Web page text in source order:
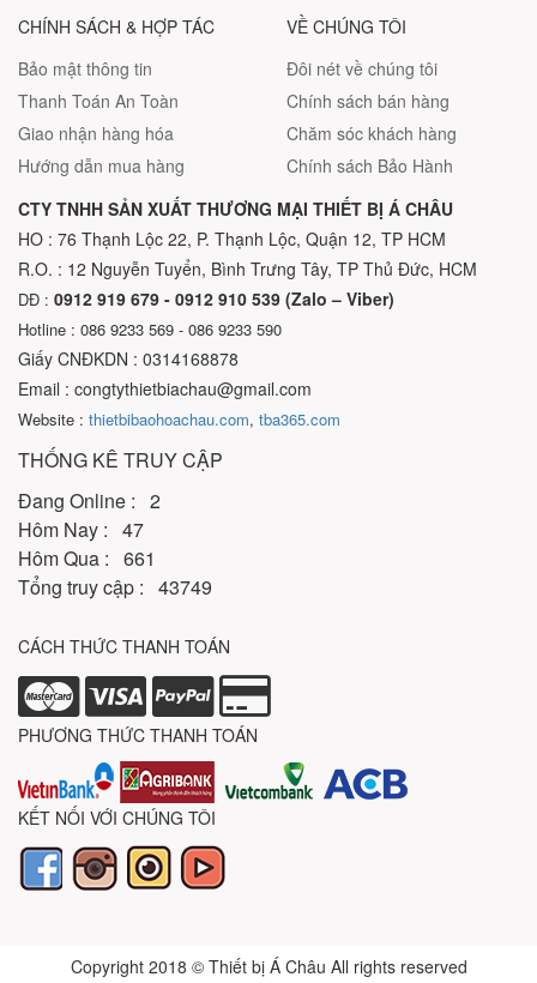
CHÍNH SÁCH & HỢP TÁC
Bảo mật thông tin
Thanh Toán An Toàn
Giao nhận hàng hóa
Hướng dẫn mua hàng
VỀ CHÚNG TÔI
Đôi nét về chúng tôi
Chính sách bán hàng
Chăm sóc khách hàng
Chính sách Bảo Hành
CTY TNHH SẢN XUẤT THƯƠNG MẠI THIẾT BỊ Á CHÂU
HO : 76 Thạnh Lộc 22, P. Thạnh Lộc, Quận 12, TP HCM
R.O. : 12 Nguyễn Tuyển, Bình Trưng Tây, TP Thủ Đức, HCM
DĐ : 0912 919 679 - 0912 910 539 (Zalo – Viber)
Hotline : 086 9233 569 - 086 9233 590
Giấy CNĐKDN : 0314168878
Email : congtythietbiachau@gmail.com
Website : thietbibaohoachau.com, tba365.com
THỐNG KÊ TRUY CẬP
Đang Online : 2
Hôm Nay : 47
Hôm Qua : 661
Tổng truy cập : 43749
CÁCH THỨC THANH TOÁN
PHƯƠNG THỨC THANH TOÁN
KẾT NỐI VỚI CHÚNG TÔI
Copyright 2018 © Thiết bị Á Châu All rights reserved